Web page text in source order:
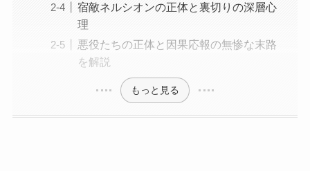
宿敵ネルシオンの正体と裏切りの深層心
理
悪役たちの正体と因果応報の無惨な末路
を解説
もっと見る